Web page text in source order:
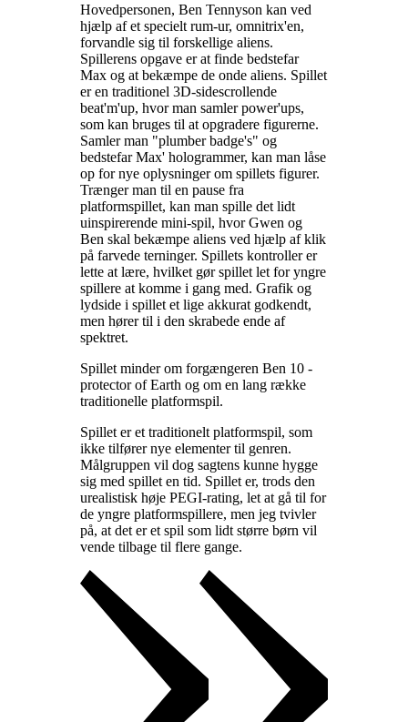
Hovedpersonen, Ben Tennyson kan ved
hjælp af et specielt rum-ur, omnitrix'en,
forvandle sig til forskellige aliens.
Spillerens opgave er at finde bedstefar
Max og at bekæmpe de onde aliens. Spillet
er en traditionel 3D-sidescrollende
beat'm'up, hvor man samler power'ups,
som kan bruges til at opgradere figurerne.
Samler man "plumber badge's" og
bedstefar Max' hologrammer, kan man låse
op for nye oplysninger om spillets figurer.
Trænger man til en pause fra
platformspillet, kan man spille det lidt
uinspirerende mini-spil, hvor Gwen og
Ben skal bekæmpe aliens ved hjælp af klik
på farvede terninger. Spillets kontroller er
lette at lære, hvilket gør spillet let for yngre
spillere at komme i gang med. Grafik og
lydside i spillet et lige akkurat godkendt,
men hører til i den skrabede ende af
spektret.
Spillet minder om forgængeren Ben 10 -
protector of Earth og om en lang række
traditionelle platformspil.
Spillet er et traditionelt platformspil, som
ikke tilfører nye elementer til genren.
Målgruppen vil dog sagtens kunne hygge
sig med spillet en tid. Spillet er, trods den
urealistisk høje PEGI-rating, let at gå til for
de yngre platformspillere, men jeg tvivler
på, at det er et spil som lidt større børn vil
vende tilbage til flere gange.